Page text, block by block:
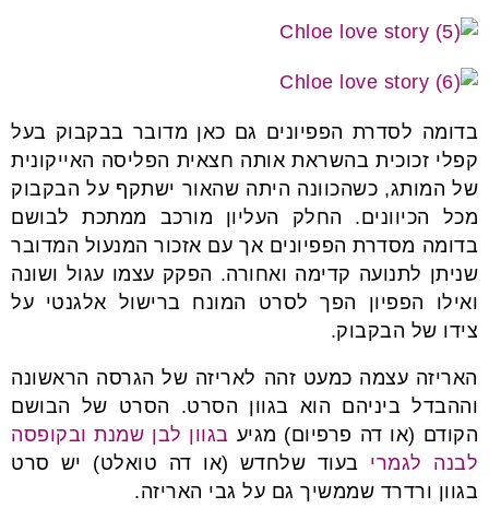
בדומה לסדרת הפפיונים גם כאן מדובר בבקבוק בעל
קפלי זכוכית בהשראת אותה חצאית הפליסה האייקונית
של המותג, כשהכוונה היתה שהאור ישתקף על הבקבוק
מכל הכיוונים. החלק העליון מורכב ממתכת לבושם
בדומה מסדרת הפפיונים אך עם אזכור המנעול המדובר
שניתן לתנועה קדימה ואחורה. הפקק עצמו עגול ושונה
ואילו הפפיון הפך לסרט המונח ברישול אלגנטי על
צידו של הבקבוק.
האריזה עצמה כמעט זהה לאריזה של הגרסה הראשונה
וההבדל ביניהם הוא בגוון הסרט. הסרט של הבושם
הקודם (או דה פרפיום) מגיע בגוון לבן שמנת ובקופסה
לבנה לגמרי בעוד שלחדש (או דה טואלט) יש סרט
בגוון ורדרד שממשיך גם על גבי האריזה.